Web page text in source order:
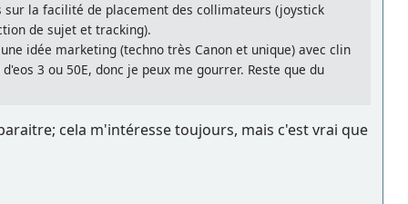
la facilité de placement des collimateurs (joystick
de sujet et tracking).
idée marketing (techno très Canon et unique) avec clin
3 ou 50E, donc je peux me gourrer. Reste que du
cela m'intéresse toujours, mais c'est vrai que